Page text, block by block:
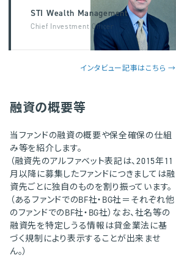
STI Wealth Management
Chief Investment Officer
インタビュー記事はこちら →
融資の概要等
当ファンドの融資の概要や保全確保の仕組
み等を紹介します。
（融資先のアルファベット表記は、2015年11
月以降に募集したファンドにつきましては融
資先ごとに独自のものを割り振っています。
（あるファンドでのBF社・BG社＝それぞれ他
のファンドでのBF社・BG社）なお、社名等の
融資先を特定しうる情報は貸金業法に基
づく規制により表示することが出来ませ
ん。）